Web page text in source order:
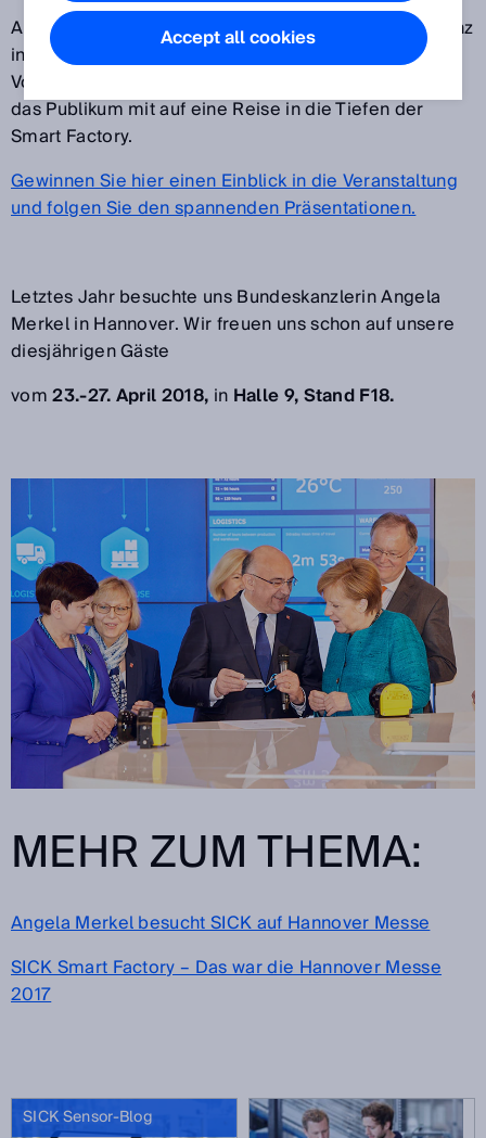
Auch SICK nutzte die Bühne um über Sensorintelligenz
in der Fabrik von morgen zu informieren. Der
Vorsitzende des Vorstands, Dr. Robert Bauer, nahm
das Publikum mit auf eine Reise in die Tiefen der
Smart Factory.
Gewinnen Sie hier einen Einblick in die Veranstaltung
und folgen Sie den spannenden Präsentationen.
Letztes Jahr besuchte uns Bundeskanzlerin Angela
Merkel in Hannover. Wir freuen uns schon auf unsere
diesjährigen Gäste
vom23.-27. April 2018, in Halle 9, Stand F18.
MEHR ZUM THEMA:
Angela Merkel besucht SICK auf Hannover Messe
SICK Smart Factory – Das war die Hannover Messe
2017
SICK Sensor-Blog
Accept all cookies